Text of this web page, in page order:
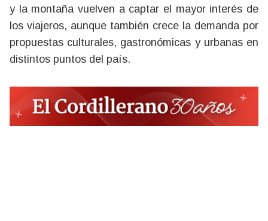
y la montaña vuelven a captar el mayor interés de
los viajeros, aunque también crece la demanda por
propuestas culturales, gastronómicas y urbanas en
distintos puntos del país.